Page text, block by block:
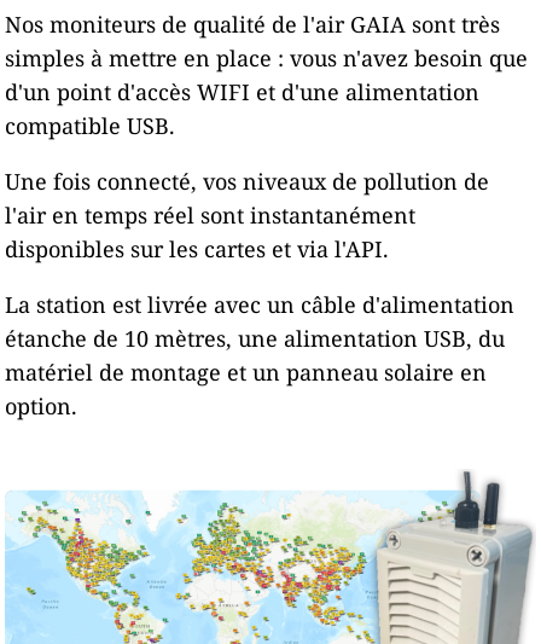
Nos moniteurs de qualité de l'air GAIA sont très
simples à mettre en place : vous n'avez besoin que
d'un point d'accès WIFI et d'une alimentation
compatible USB.
Une fois connecté, vos niveaux de pollution de
l'air en temps réel sont instantanément
disponibles sur les cartes et via l'API.
La station est livrée avec un câble d'alimentation
étanche de 10 mètres, une alimentation USB, du
matériel de montage et un panneau solaire en
option.